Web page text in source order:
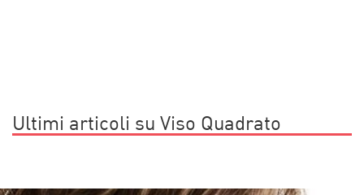
Ultimi articoli su Viso Quadrato